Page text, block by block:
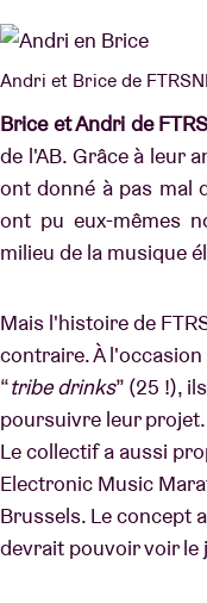
Andri et Brice de
Brice et Andri de
de l'AB. Grâce à leur
ont donné à pas mal
ont pu eux-mêmes
milieu de la musique
Mais l'histoire de
contraire. À
“tribe drinks” (25 !),
poursuivre leur projet.
Le collectif a aussi
Electronic Music
Brussels. Le concept
devrait pouvoir voir le